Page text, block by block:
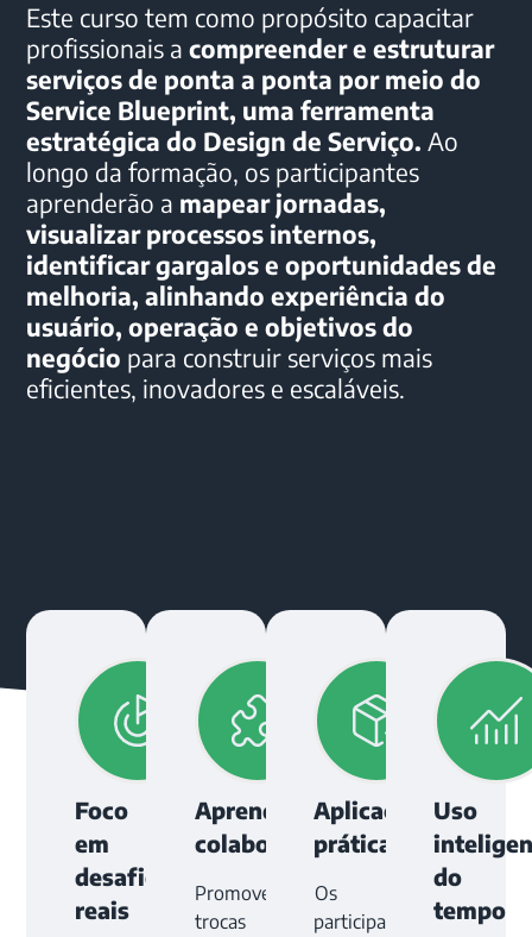
Este curso tem como propósito capacitar
profissionais acompreender e estruturar
serviços de ponta a ponta por meio do
Service Blueprint, uma ferramenta
estratégica do Design de Serviço. Ao
longo da formação, os participantes
aprenderão a mapear jornadas,
visualizar processos internos,
identificar gargalos e oportunidades de
melhoria, alinhando experiência do
usuário, operação e objetivos do
negócio para construir serviços mais
eficientes, inovadores e escaláveis.
Foco
em
desafios
reais
Aprendizado
colaborativo
Promovemos
trocas
Aplicação
prática
Os
participantes
Uso
do
tempo